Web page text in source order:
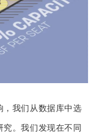
，我们从数据库中选
。我们发现在不同